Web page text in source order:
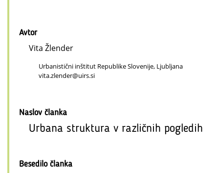
Avtor
Vita Žlender
Urbanistični inštitut Republike Slovenije, Ljubljana
vita.zlender@uirs.si
Naslov članka
Urbana struktura v različnih pogledih
Besedilo članka